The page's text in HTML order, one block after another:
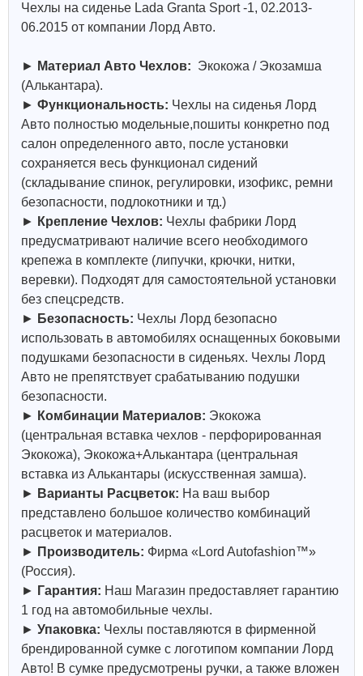
Чехлы на сиденье Lada Granta Sport -1, 02.2013-
06.2015 от компании Лорд Авто.
► Материал Авто Чехлов: Экокожа / Экозамша
(Алькантара).
► Функциональность: Чехлы на сиденья Лорд
Авто полностью модельные,пошиты конкретно под
салон определенного авто, после установки
сохраняется весь функционал сидений
(складывание спинок, регулировки, изофикс, ремни
безопасности, подлокотники и тд.)
► Крепление Чехлов: Чехлы фабрики Лорд
предусматривают наличие всего необходимого
крепежа в комплекте (липучки, крючки, нитки,
веревки). Подходят для самостоятельной установки
без спецсредств.
► Безопасность: Чехлы Лорд безопасно
использовать в автомобилях оснащенных боковыми
подушками безопасности в сиденьях. Чехлы Лорд
Авто не препятствует срабатыванию подушки
безопасности.
► Комбинации Материалов: Экокожа
(центральная вставка чехлов - перфорированная
Экокожа), Экокожа+Алькантара (центральная
вставка из Алькантары (искусственная замша).
► Варианты Расцветок: На ваш выбор
представлено большое количество комбинаций
расцветок и материалов.
► Производитель: Фирма «Lord Autofashion™»
(Россия).
► Гарантия: Наш Магазин предоставляет гарантию
1 год на автомобильные чехлы.
► Упаковка: Чехлы поставляются в фирменной
брендированной сумке с логотипом компании Лорд
Авто! В сумке предусмотрены ручки, а также вложен